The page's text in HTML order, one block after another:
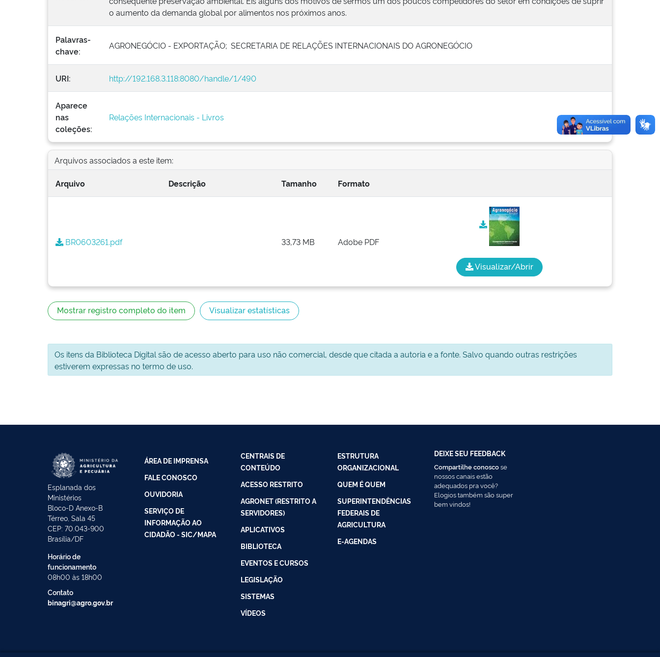
o aumento da demanda global por alimentos nos próximos anos.
Palavras-
chave:
AGRONEGÓCIO - EXPORTAÇÃO; SECRETARIA DE RELAÇÕES INTERNACIONAIS DO AGRONEGÓCIO
URI: http://192.168.3.118:8080/handle/1/490
Aparece
nas
coleções:
Relações Internacionais - Livros
Arquivos associados a este item:
Arquivo Descrição Tamanho Formato
BR0603261.pdf 33,73 MB Adobe PDF
Visualizar/Abrir
Mostrar registro completo do item Visualizar estatísticas
Os itens da Biblioteca Digital são de acesso aberto para uso não comercial, desde que citada a autoria e a fonte. Salvo quando outras restrições
estiverem expressas no termo de uso.
Esplanada dos
Ministérios
Bloco-D Anexo-B
Térreo, Sala 45
CEP: 70.043-900
Brasília/DF
Horário de
funcionamento
08h00 às 18h00
Contato
binagri@agro.gov.br
ÁREA DE IMPRENSA
FALE CONOSCO
OUVIDORIA
SERVIÇO DE
INFORMAÇÃO AO
CIDADÃO - SIC/MAPA
CENTRAIS DE
CONTEÚDO
ACESSO RESTRITO
AGRONET (RESTRITO A
SERVIDORES)
APLICATIVOS
BIBLIOTECA
EVENTOS E CURSOS
LEGISLAÇÃO
SISTEMAS
VÍDEOS
ESTRUTURA
ORGANIZACIONAL
QUEM É QUEM
SUPERINTENDÊNCIAS
FEDERAIS DE
AGRICULTURA
E-AGENDAS
DEIXE SEU FEEDBACK
Compartilhe conoscose
nossos canais estão
adequados pra você?
Elogios também são super
bem vindos!